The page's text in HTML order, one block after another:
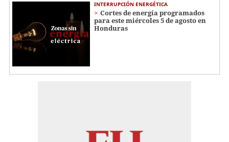
INTERRUPCIÓN ENERGÉTICA
Cortes de energía programados
para este miércoles 5 de agosto en
Honduras